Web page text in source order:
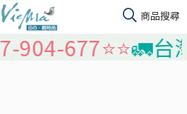
🚛台灣本島免